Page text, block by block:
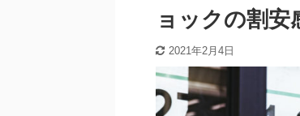
ョックの割
2021年2月4日